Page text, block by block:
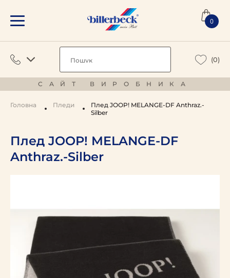
0
(0)
САЙТ ВИРОБНИКА
Головна Пледи
Плед JOOP! MELANGE-DF Anthraz.-
Silber
Плед JOOP! MELANGE-DF
Anthraz.-Silber